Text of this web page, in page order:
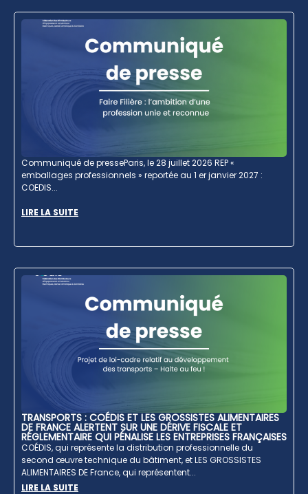
Communiqué de presseParis, le 28 juillet 2026 REP «
emballages professionnels » reportée au 1 er janvier 2027 :
COEDIS...
LIRE LA SUITE
TRANSPORTS : COÉDIS ET LES GROSSISTES ALIMENTAIRES
DE FRANCE ALERTENT SUR UNE DÉRIVE FISCALE ET
RÉGLEMENTAIRE QUI PÉNALISE LES ENTREPRISES FRANÇAISES
COÉDIS, qui représente la distribution professionnelle du
second œuvre technique du bâtiment, et LES GROSSISTES
ALIMENTAIRES DE France, qui représentent...
LIRE LA SUITE